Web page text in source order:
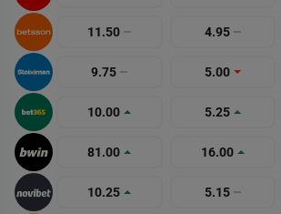
11.50 4.95
9.75 5.00
10.00 5.25
81.00 16.00
10.25 5.15